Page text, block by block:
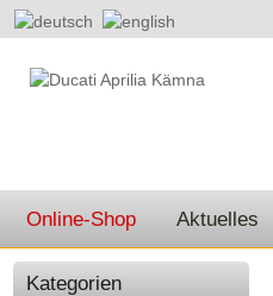
Online-Shop Aktuelles
Kategorien